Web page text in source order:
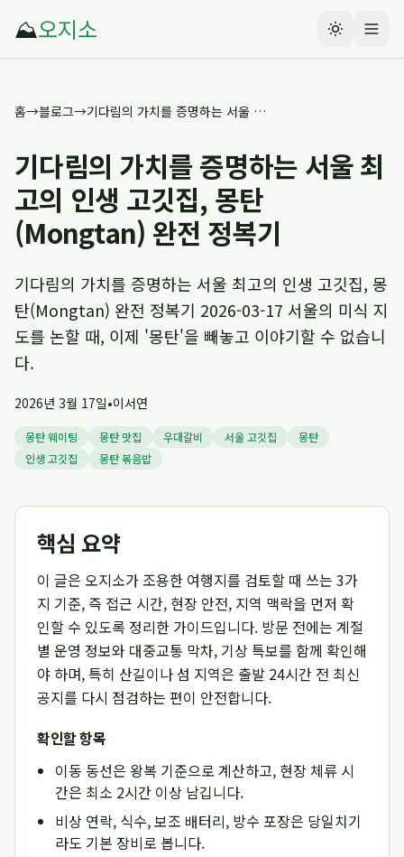
⛰️오지소
홈→블로그→ 기다림의 가치를 증명하는 서울 최고의 인생 고깃집, 몽탄(Mongtan) 완전 정복기
기다림의 가치를 증명하는 서울 최
고의 인생 고깃집, 몽탄
(Mongtan) 완전 정복기
기다림의 가치를 증명하는 서울 최고의 인생 고깃집, 몽
탄(Mongtan) 완전 정복기 2026-03-17 서울의 미식 지
도를 논할 때, 이제 '몽탄'을 빼놓고 이야기할 수 없습니
다.
2026년 3월 17일•이서연
몽탄 웨이팅 몽탄 맛집 우대갈비 서울 고깃집
몽탄
인생 고깃집
몽탄 볶음밥
핵심 요약
이 글은 오지소가 조용한 여행지를 검토할 때 쓰는 3가
지 기준, 즉 접근 시간, 현장 안전, 지역 맥락을 먼저 확
인할 수 있도록 정리한 가이드입니다. 방문 전에는 계절
별 운영 정보와 대중교통 막차, 기상 특보를 함께 확인해
야 하며, 특히 산길이나 섬 지역은 출발 24시간 전 최신
공지를 다시 점검하는 편이 안전합니다.
확인할 항목
이동 동선은 왕복 기준으로 계산하고, 현장 체류 시
간은 최소 2시간 이상 남깁니다.
비상 연락, 식수, 보조 배터리, 방수 포장은 당일치기
라도 기본 장비로 봅니다.